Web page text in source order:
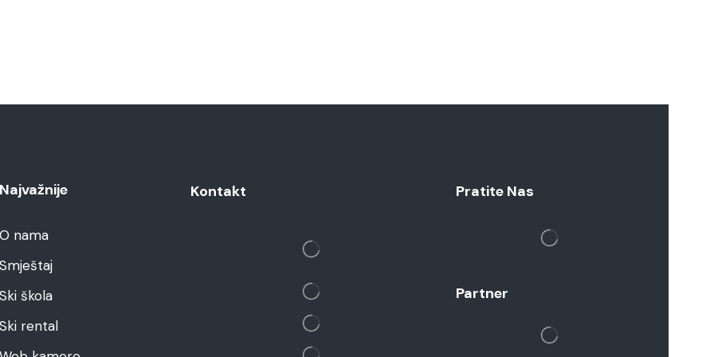
Najvažnije
O nama
Smještaj
Ski škola
Ski rental
Kontakt Pratite Nas
Partner